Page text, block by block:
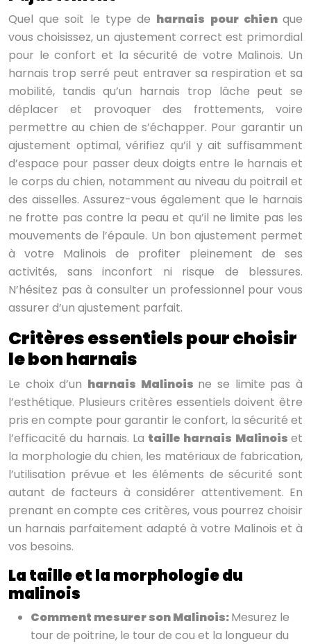
Quel que soit le type de harnais pour chienque
vous choisissez, un ajustement correct est primordial
pour le confort et la sécurité de votre Malinois. Un
harnais trop serré peut entraver sa respiration et sa
mobilité, tandis qu’un harnais trop lâche peut se
déplacer et provoquer des frottements, voire
permettre au chien de s’échapper. Pour garantir un
ajustement optimal, vérifiez qu’il y ait suffisamment
d’espace pour passer deux doigts entre le harnais et
le corps du chien, notamment au niveau du poitrail et
des aisselles. Assurez-vous également que le harnais
ne frotte pas contre la peau et qu’il ne limite pas les
mouvements de l’épaule. Un bon ajustement permet
à votre Malinois de profiter pleinement de ses
activités, sans inconfort ni risque de blessures.
N’hésitez pas à consulter un professionnel pour vous
assurer d’un ajustement parfait.
Critères essentiels pour choisir
le bon harnais
Le choix d’un harnais Malinois ne se limite pas à
l’esthétique. Plusieurs critères essentiels doivent être
pris en compte pour garantir le confort, la sécurité et
l’efficacité du harnais. La taille harnais Malinoiset
la morphologie du chien, les matériaux de fabrication,
l’utilisation prévue et les éléments de sécurité sont
autant de facteurs à considérer attentivement. En
prenant en compte ces critères, vous pourrez choisir
un harnais parfaitement adapté à votre Malinois et à
vos besoins.
La taille et la morphologie du
malinois
Comment mesurer son Malinois:Mesurez le
tour de poitrine, le tour de cou et la longueur du